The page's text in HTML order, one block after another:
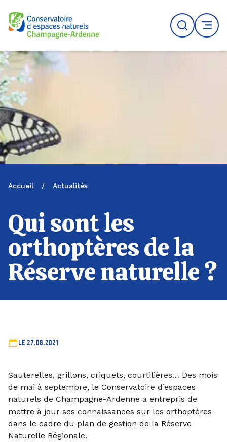
Logo du CENCA
Recherche
MENU
Accueil / Actualités
Qui sont les
orthoptères de la
Réserve naturelle ?
LE 27.08.2021
Sauterelles, grillons, criquets, courtilières… Des mois
de mai à septembre, le Conservatoire d’espaces
naturels de Champagne-Ardenne a entrepris de
mettre à jour ses connaissances sur les orthoptères
dans le cadre du plan de gestion de la Réserve
Naturelle Régionale.